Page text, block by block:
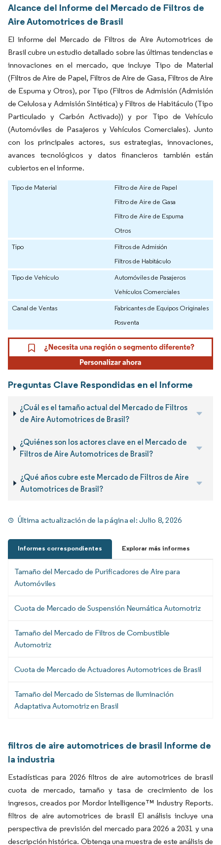
Alcance del Informe del Mercado de Filtros de
Aire Automotrices de Brasil
El informe del Mercado de Filtros de Aire Automotrices de
Brasil cubre un estudio detallado sobre las últimas tendencias e
innovaciones en el mercado, que incluye Tipo de Material
(Filtros de Aire de Papel, Filtros de Aire de Gasa, Filtros de Aire
de Espuma y Otros), por Tipo (Filtros de Admisión (Admisión
de Celulosa y Admisión Sintética) y Filtros de Habitáculo (Tipo
Particulado y Carbón Activado)) y por Tipo de Vehículo
(Automóviles de Pasajeros y Vehículos Comerciales). Junto
con los principales actores, sus estrategias, innovaciones,
avances tecnológicos y datos financieros también están
cubiertos en el informe.
Tipo de Material
Filtro de Aire de Papel
Filtro de Aire de Gasa
Filtro de Aire de Espuma
Otros
Tipo
Filtros de Admisión
Filtros de Habitáculo
Tipo de Vehículo
Automóviles de Pasajeros
Vehículos Comerciales
Canal de Ventas
Fabricantes de Equipos Originales
Posventa
Preguntas Clave Respondidas en el Informe
¿Cuál es el tamaño actual del Mercado de Filtros
de Aire Automotrices de Brasil?
¿Quiénes son los actores clave en el Mercado de
Filtros de Aire Automotrices de Brasil?
¿Qué años cubre este Mercado de Filtros de Aire
Automotrices de Brasil?
Última actualización de la página el:Julio 8, 2026
Informes correspondientes Explorar más informes
Tamaño del Mercado de Purificadores de Aire para
Automóviles
Cuota de Mercado de Suspensión Neumática Automotriz
Tamaño del Mercado de Filtros de Combustible
Automotriz
Cuota de Mercado de Actuadores Automotrices de Brasil
Tamaño del Mercado de Sistemas de Iluminación
Adaptativa Automotriz en Brasil
filtros de aire automotrices de brasil Informe de
la industria
Estadísticas para 2026 filtros de aire automotrices de brasil
cuota de mercado, tamaño y tasa de crecimiento de los
ingresos, creados por Mordor Intelligence™ Industry Reports.
filtros de aire automotrices de brasil El análisis incluye una
perspectiva de previsión del mercado para 2026 a 2031 y una
descripción histórica. Obtenga una muestra de este análisis de